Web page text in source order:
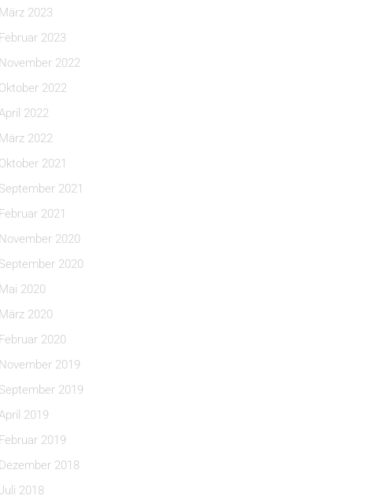
März 2023
Februar 2023
November 2022
Oktober 2022
2022
März 2022
Oktober 2021
September 2021
Februar 2021
November 2020
September 2020
Mai 2020
März 2020
Februar 2020
November 2019
September 2019
2019
Februar 2019
Dezember 2018
Juli 2018